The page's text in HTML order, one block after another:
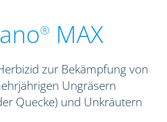
® MAX
zur Bekämpfung von
Ungräsern
Quecke) und Unkräutern